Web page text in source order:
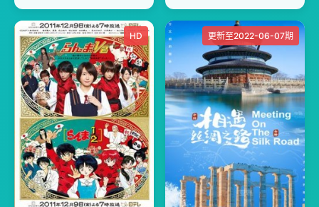
HD 更新至2022-06-07期